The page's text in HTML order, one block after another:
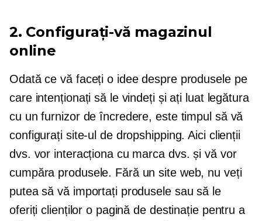
2. Configurați-vă magazinul
online
Odată ce vă faceți o idee despre produsele pe
care intenționați să le vindeți și ați luat legătura
cu un furnizor de încredere, este timpul să vă
configurați site-ul de dropshipping. Aici clienții
dvs. vor interacționa cu marca dvs. și vă vor
cumpăra produsele. Fără un site web, nu veți
putea să vă importați produsele sau să le
oferiți clienților o pagină de destinație pentru a